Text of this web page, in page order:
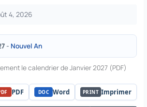
4, 2026
- Nouvel An
le calendrier de Janvier 2027 (PDF)
PDF DOC Word PRINT Imprimer